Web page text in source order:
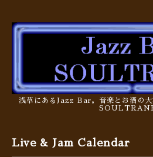
浅草にあるJazz Bar。音楽とお酒の
SOULTRANE
Live & Jam Calendar